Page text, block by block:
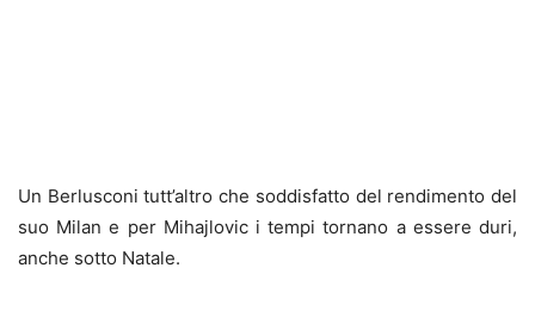
Un Berlusconi tutt’altro che soddisfatto del rendimento del
suo Milan e per Mihajlovic i tempi tornano a essere duri,
anche sotto Natale.